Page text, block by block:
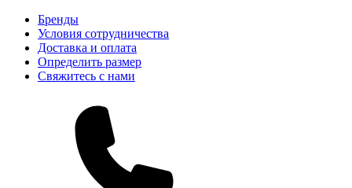
Бренды
Условия сотрудничества
Доставка и оплата
Определить размер
Свяжитесь с нами